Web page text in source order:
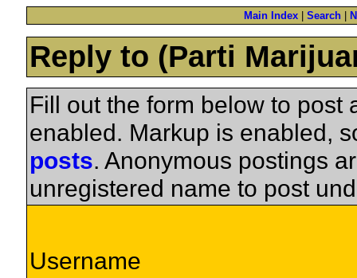
Main Index Search
Reply to (Parti
Fill out the form below to post
enabled. Markup is enabled,
posts. Anonymous postings
unregistered name to post
Username